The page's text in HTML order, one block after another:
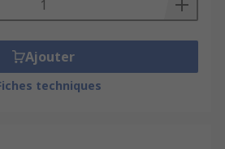
Ajouter
techniques